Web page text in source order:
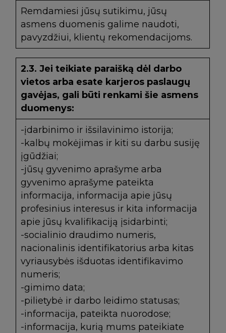
Remdamiesi jūsų sutikimu, jūsų
asmens duomenis galime naudoti,
pavyzdžiui, klientų rekomendacijoms.
2.3. Jei teikiate paraišką dėl darbo
vietos arba esate karjeros paslaugų
gavėjas, gali būti renkami šie asmens
duomenys:
-įdarbinimo ir išsilavinimo istorija;
-kalbų mokėjimas ir kiti su darbu susiję
įgūdžiai;
-jūsų gyvenimo aprašyme arba
gyvenimo aprašyme pateikta
informacija, informacija apie jūsų
profesinius interesus ir kita informacija
apie jūsų kvalifikaciją įsidarbinti;
-socialinio draudimo numeris,
nacionalinis identifikatorius arba kitas
vyriausybės išduotas identifikavimo
numeris;
-gimimo data;
-pilietybė ir darbo leidimo statusas;
-informacija, pateikta nuorodose;
-informacija, kurią mums pateikiate